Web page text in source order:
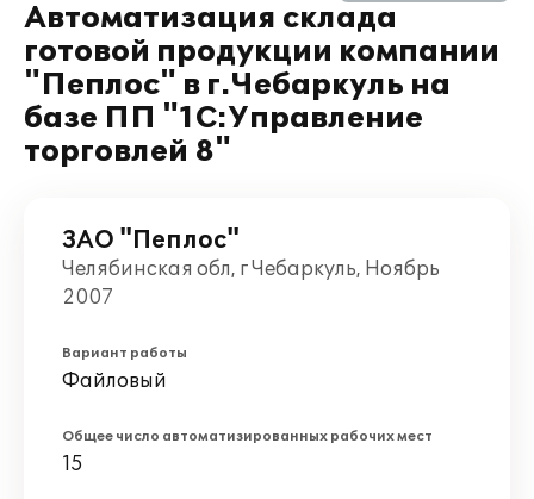
Автоматизация склада
готовой продукции компании
"Пеплос" в г.Чебаркуль на
базе ПП "1С:Управление
торговлей 8"
ЗАО "Пеплос"
Челябинская обл, г Чебаркуль, Ноябрь
2007
Вариант работы
Файловый
Общее число автоматизированных рабочих мест
15